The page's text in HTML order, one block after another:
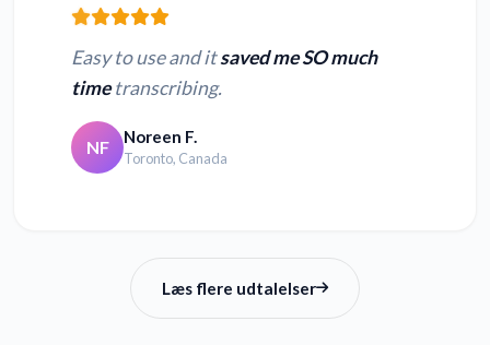
Easy to use and itsaved me SO much
timetranscribing.
NF Noreen F.
Toronto, Canada
Læs flere udtalelser